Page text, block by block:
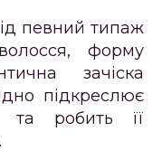
певний типаж
форму
зачіска
підкреслює
та робить її